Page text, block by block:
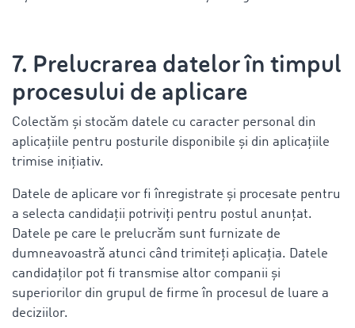
7. Prelucrarea datelor în timpul
procesului de aplicare
Colectăm și stocăm datele cu caracter personal din
aplicațiile pentru posturile disponibile și din aplicațiile
trimise inițiativ.
Datele de aplicare vor fi înregistrate și procesate pentru
a selecta candidații potriviți pentru postul anunțat.
Datele pe care le prelucrăm sunt furnizate de
dumneavoastră atunci când trimiteți aplicația. Datele
candidaților pot fi transmise altor companii și
superiorilor din grupul de firme în procesul de luare a
deciziilor.